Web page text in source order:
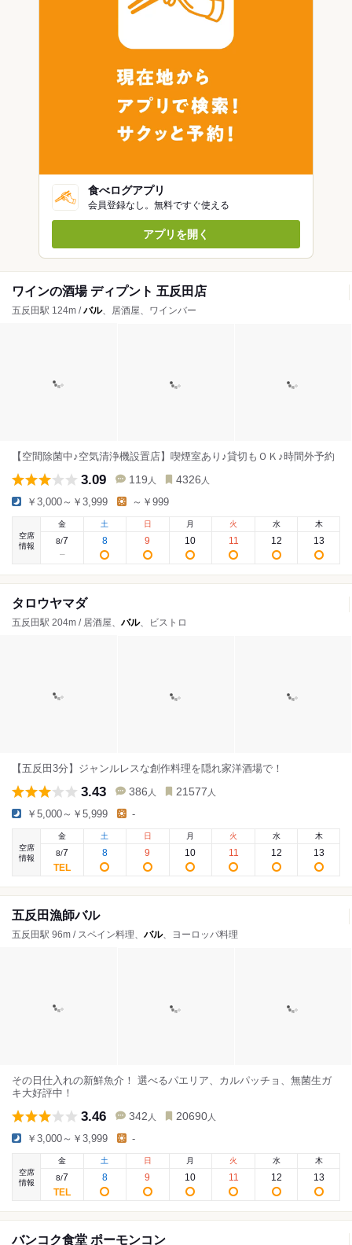
食べログアプリ
会員登録なし。無料ですぐ使える
アプリを開く
ワインの酒場 ディプント 五反田店
五反田駅 124m /バル、居酒屋、ワインバー
【空間除菌中♪空気清浄機設置店】喫煙室あり♪貸切もＯＫ♪時間外予約
3.09 119 人 4326 人
￥3,000～￥3,999 ～￥999
空席
情報
金
8/7
土
8
日
9
月
10
火
11
水
12
木
13
タロウヤマダ
五反田駅 204m / 居酒屋、 バル、ビストロ
【五反田3分】ジャンルレスな創作料理を隠れ家洋酒場で！
3.43 386 人 21577 人
￥5,000～￥5,999 -
空席
情報
金
8/7
土
8
日
9
月
10
火
11
水
12
木
13
五反田漁師バル
五反田駅 96m / スペイン料理、 バル、ヨーロッパ料理
その日仕入れの新鮮魚介！ 選べるパエリア、カルパッチョ、無菌生ガ
キ大好評中！
3.46 342 人 20690 人
￥3,000～￥3,999 -
空席
情報
金
8/7
土
8
日
9
月
10
火
11
水
12
木
13
バンコク食堂 ポーモンコン